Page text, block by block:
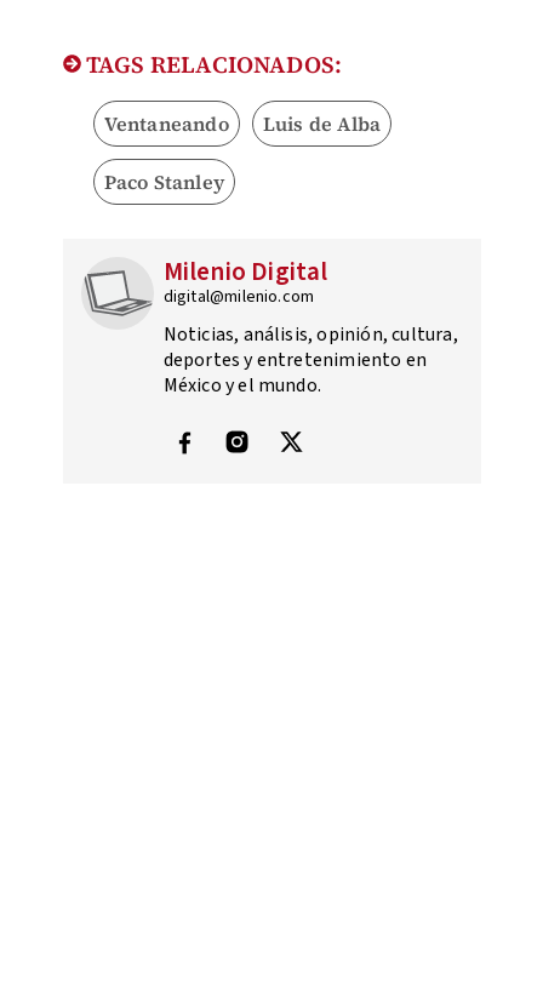
TAGS RELACIONADOS:
Ventaneando Luis de Alba
Paco Stanley
Milenio Digital
digital@milenio.com
Noticias, análisis, opinión, cultura,
deportes y entretenimiento en
México y el mundo.